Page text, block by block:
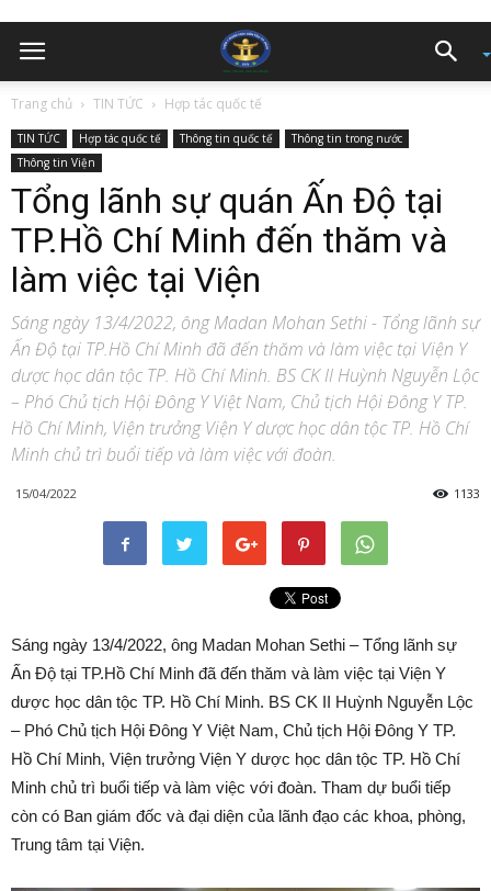
Trang chủ TIN TỨC Hợp tác quốc tế
TIN TỨC Hợp tác quốc tế Thông tin quốc tế
Thông tin trong nước
Thông tin Viện
Tổng lãnh sự quán Ấn Độ tại
TP.Hồ Chí Minh đến thăm và
làm việc tại Viện
Sáng ngày 13/4/2022, ông Madan Mohan Sethi - Tổng lãnh sự
Ấn Độ tại TP.Hồ Chí Minh đã đến thăm và làm việc tại Viện Y
dược học dân tộc TP. Hồ Chí Minh. BS CK II Huỳnh Nguyễn Lộc
– Phó Chủ tịch Hội Đông Y Việt Nam, Chủ tịch Hội Đông Y TP.
Hồ Chí Minh, Viện trưởng Viện Y dược học dân tộc TP. Hồ Chí
Minh chủ trì buổi tiếp và làm việc với đoàn.
15/04/2022 1133
Sáng ngày 13/4/2022, ông Madan Mohan Sethi – Tổng lãnh sự
Ấn Độ tại TP.Hồ Chí Minh đã đến thăm và làm việc tại Viện Y
dược học dân tộc TP. Hồ Chí Minh. BS CK II Huỳnh Nguyễn Lộc
– Phó Chủ tịch Hội Đông Y Việt Nam, Chủ tịch Hội Đông Y TP.
Hồ Chí Minh, Viện trưởng Viện Y dược học dân tộc TP. Hồ Chí
Minh chủ trì buổi tiếp và làm việc với đoàn. Tham dự buổi tiếp
còn có Ban giám đốc và đại diện của lãnh đạo các khoa, phòng,
Trung tâm tại Viện.